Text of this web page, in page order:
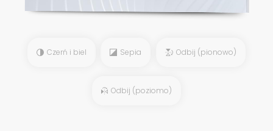
Czerń i biel Sepia Odbij (pionowo)
Odbij (poziomo)